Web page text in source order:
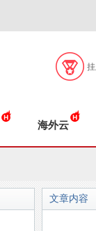
海外云
文章内容